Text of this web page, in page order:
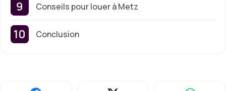
Conseils pour louer à Metz
Conclusion